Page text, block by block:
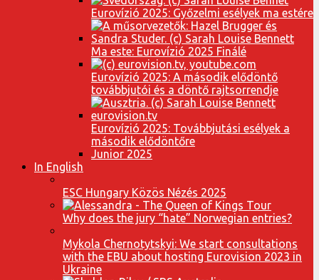
Eurovízió 2025: Győzelmi esélyek ma estére
Ma este: Eurovízió 2025 Finálé
Eurovízió 2025: A második elődöntő
továbbjutói és a döntő rajtsorrendje
Eurovízió 2025: Továbbjutási esélyek a
második elődöntőre
Junior 2025
In English
ESC Hungary Közös Nézés 2025
Why does the jury “hate” Norwegian entries?
Mykola Chernotytskyi: We start consultations
with the EBU about hosting Eurovision 2023 in
Ukraine